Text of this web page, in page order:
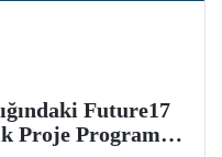
Future17
Proje Programı,